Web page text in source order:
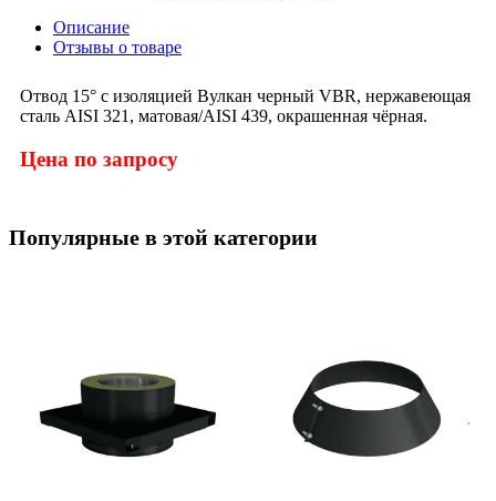
Описание
Отзывы о товаре
Отвод 15° с изоляцией Вулкан черный VBR, нержавеющая
сталь AISI 321, матовая/AISI 439, окрашенная чёрная.
Цена по запросу
Популярные в этой категории